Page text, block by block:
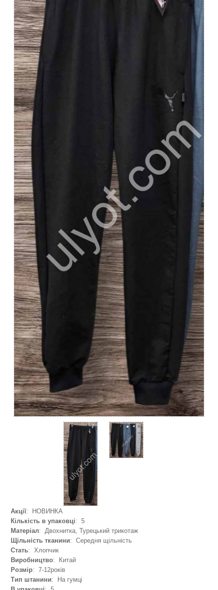
Акції: НОВИНКА
Кількість в упаковці: 5
Матеріал: Двохнитка, Турецький трикотаж
Щільність тканини: Середня щільність
Стать: Хлопчик
Виробництво: Китай
Розмір: 7-12років
Тип штанини: На гумці